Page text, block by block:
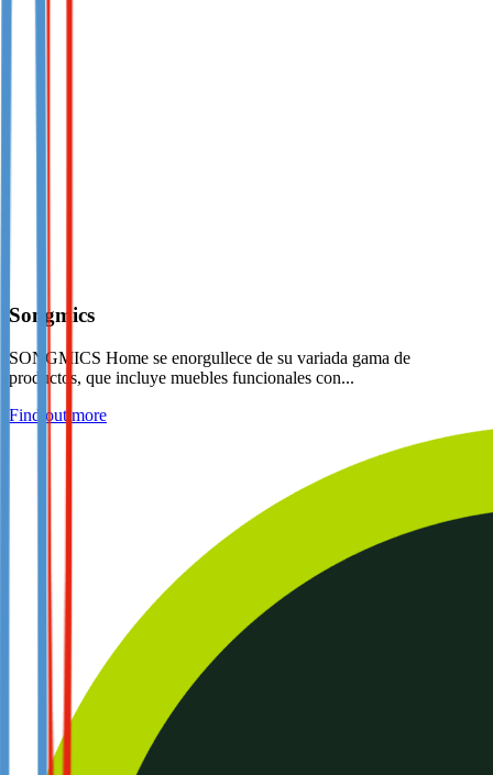
Songmics
SONGMICS Home se enorgullece de su variada gama de
productos, que incluye muebles funcionales con...
Find out more